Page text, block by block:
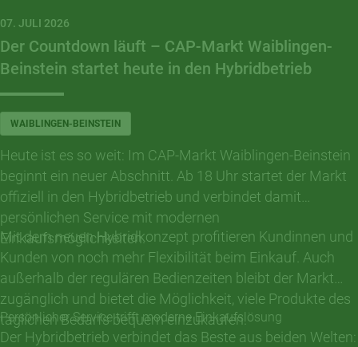
07. JULI 2026
Der Countdown läuft – CAP-Markt Waiblingen-
Beinstein startet heute in den Hybridbetrieb
WAIBLINGEN-BEINSTEIN
Heute ist es so weit: Im CAP-Markt Waiblingen-Beinstein
beginnt ein neuer Abschnitt. Ab 18 Uhr startet der Markt
offiziell in den Hybridbetrieb und verbindet damit
persönlichen Service mit modernen
Einkaufsmöglichkeiten.
Mit dem neuen Hybridkonzept profitieren Kundinnen und
Kunden von noch mehr Flexibilität beim Einkauf. Auch
außerhalb der regulären Bedienzeiten bleibt der Markt
zugänglich und bietet die Möglichkeit, viele Produkte des
täglichen Bedarfs bequem einzukaufen.
Persönlicher Service trifft moderne Einkaufslösung
Der Hybridbetrieb verbindet das Beste aus beiden Welten: